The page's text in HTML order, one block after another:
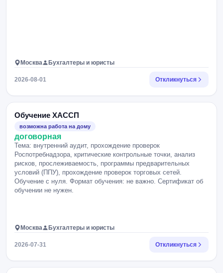
Москва Бухгалтеры и юристы
2026-08-01 Откликнуться
Обучение ХАССП
возможна работа на дому
договорная
Тема: внутренний аудит, прохождение проверок
Роспотребнадзора, критические контрольные точки, анализ
рисков, прослеживаемость, программы предварительных
условий (ППУ), прохождение проверок торговых сетей.
Обучение с нуля. Формат обучения: не важно. Сертификат об
обучении не нужен.
Москва Бухгалтеры и юристы
2026-07-31 Откликнуться